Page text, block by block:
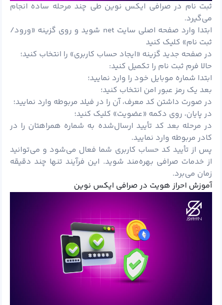
ثبت نام در صرافی ایکس نوین طی چند مرحله ساده انجام
می‌گیرد.
ابتدا وارد صفحه اصلی سایت net شوید و روی گزینه «ورود/
ثبت نام» کلیک کنید
در صفحه جدید گزینه «ایجاد حساب کاربری» را انتخاب کنید؛
حالا فرم ثبت نام را تکمیل کنید:
ابتدا شماره موبایل خود را وارد نمایید؛
بعد یک رمز عبور امن انتخاب کنید؛
در صورت داشتن کد معرف، آن را در فیلد مربوطه وارد نمایید؛
در پایان، روی دکمه «عضویت» کلیک کنید؛
در مرحله بعد کد تأیید ارسال‌شده به شماره همراهتان را در
کادر مربوطه وارد نمایید.
پس از تأیید کد حساب کاربری شما فعال می‌شود و می‌توانید
از خدمات صرافی بهره‌مند شوید. این فرآیند تنها چند دقیقه
زمان می‌برد.
آموزش احراز هویت در صرافی ایکس نوین